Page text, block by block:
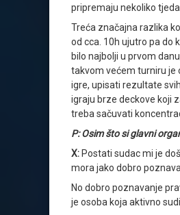
pripremaju nekoliko
Treća značajna razlika
od cca. 10h ujutro pa do
bilo najbolji u prvom
takvom većem turniru je
igre, upisati rezultate
igraju brze deckove koji
treba sačuvati
P: Osim što si glavni
X: Postati sudac mi je
mora jako dobro
No dobro poznavanje
je osoba koja aktivno